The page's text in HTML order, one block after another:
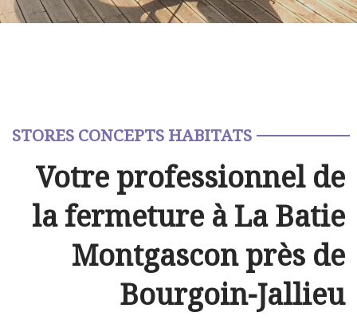
STORES CONCEPTS HABITATS
Votre professionnel de
la fermeture à La Batie
Montgascon près de
Bourgoin-Jallieu